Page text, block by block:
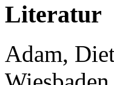
Literatur
Adam,